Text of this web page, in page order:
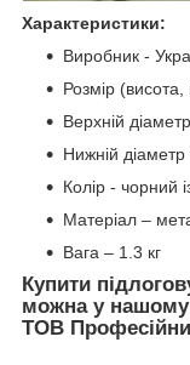
Характеристики:
Виробник -
Розмір
Верхній
Нижній
Колір - чорний
Матеріал –
Вага – 1.3 кг
Купити
можна у нашому
ТОВ